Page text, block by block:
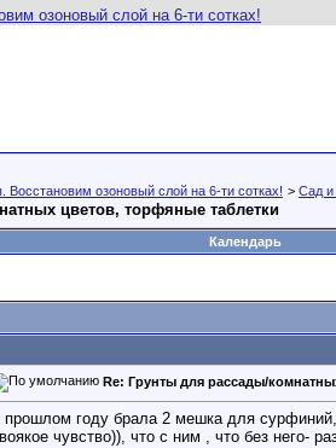
озоновый слой на 6-ти сотках! > Сад и
цветов, торфяные таблетки
Календарь
Re: Грунты для рассады/
прошлом году брала 2 мешка для
чувство)), что с ним , что без него-